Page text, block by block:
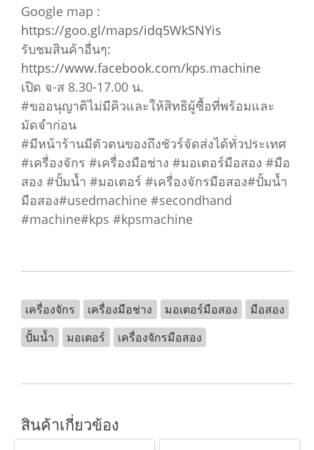
Google map :
https://goo.gl/maps/idq5WkSNYis
รับชมสินค้าอื่นๆ:
https://www.facebook.com/kps.machine
เปิด จ-ส 8.30-17.00 น.
#ขออนุญาติไม่มีคิวและให้สิทธิผู้ซื้อที่พร้อมและ
มัดจำก่อน
#มีหน้าร้านมีตัวตนของถึงชัวร์จัดส่งได้ทั่วประเทศ
#เครื่องจักร #เครื่องมือช่าง #มอเตอร์มือสอง #มือ
สอง #ปั้มน้ำ #มอเตอร์ #เครื่องจักรมือสอง#ปั้มน้ำ
มือสอง#usedmachine #secondhand
#machine#kps #kpsmachine
เครื่องจักร เครื่องมือช่าง มอเตอร์มือสอง
มือสอง
ปั้มน้ำ
มอเตอร์ เครื่องจักรมือสอง
สินค้าเกี่ยวข้อง